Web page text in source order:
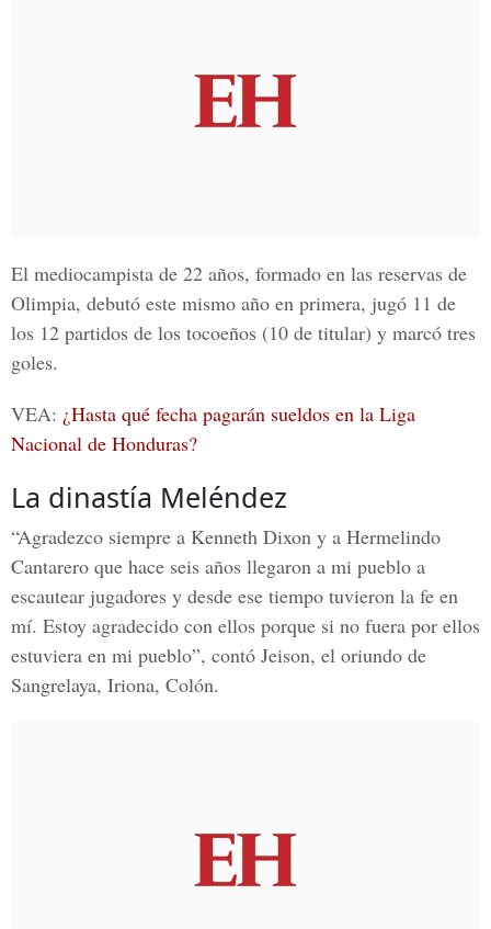
El mediocampista de 22 años, formado en las reservas de
Olimpia, debutó este mismo año en primera, jugó 11 de
los 12 partidos de los tocoeños (10 de titular) y marcó tres
goles.
VEA: ¿Hasta qué fecha pagarán sueldos en la Liga
Nacional de Honduras?
La dinastía Meléndez
“Agradezco siempre a Kenneth Dixon y a Hermelindo
Cantarero que hace seis años llegaron a mi pueblo a
escautear jugadores y desde ese tiempo tuvieron la fe en
mí. Estoy agradecido con ellos porque si no fuera por ellos
estuviera en mi pueblo”, contó Jeison, el oriundo de
Sangrelaya, Iriona, Colón.